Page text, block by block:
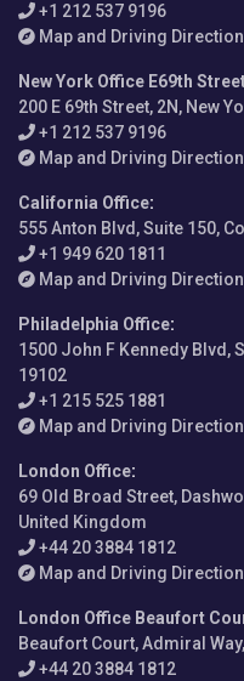
+1 212 537 9196
Map and Driving
New York Office E69th
200 E 69th Street, 2N, New
+1 212 537 9196
Map and Driving
California Office:
555 Anton Blvd, Suite 150,
+1 949 620 1811
Map and Driving
Philadelphia Office:
1500 John F Kennedy Blvd,
19102
+1 215 525 1881
Map and Driving
London Office:
69 Old Broad Street,
United Kingdom
+44 20 3884 1812
Map and Driving
London Office Beaufort
Beaufort Court, Admiral
+44 20 3884 1812